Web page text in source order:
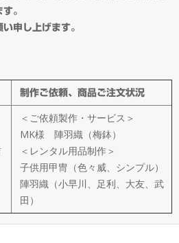
。
申し上げます。
制作ご依頼、商品ご注文状況
＜ご依頼製作・サービス＞
MK様 陣羽織（梅鉢）
＜レンタル用品制作＞
子供用甲冑（色々威、シンプル）
陣羽織（小早川、足利、大友、武
田）